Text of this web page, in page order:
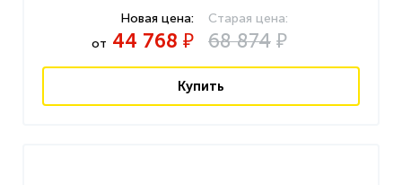
от 44 768 ₽ 68 874 ₽
Купить